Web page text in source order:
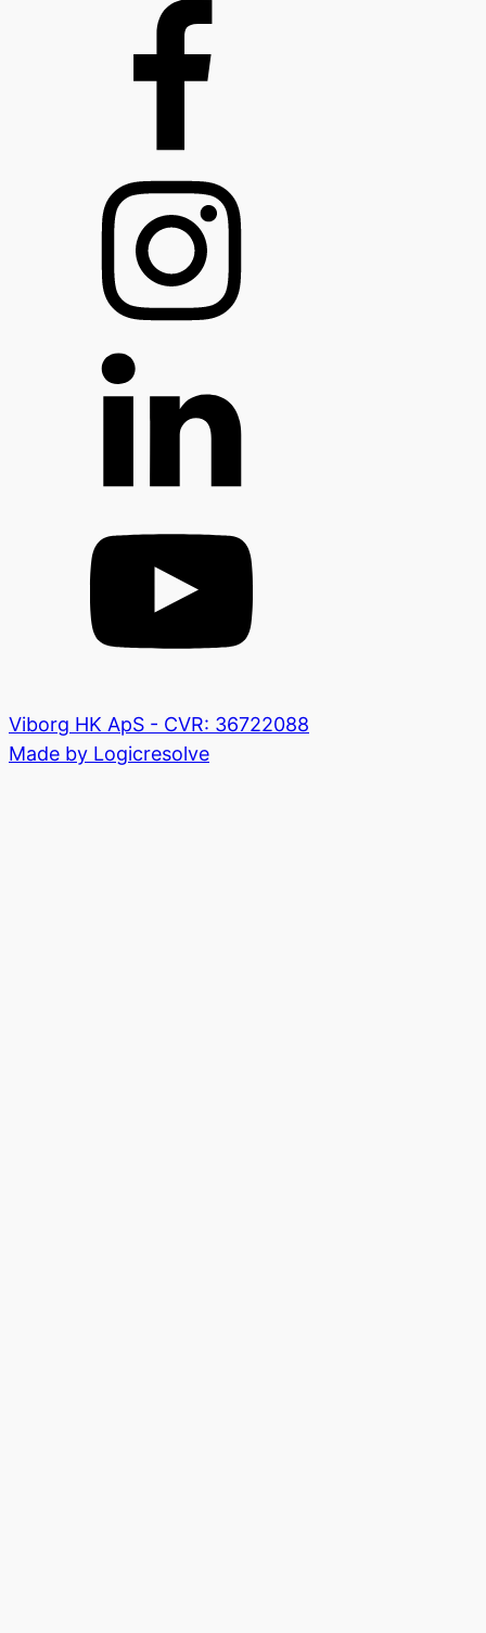
Viborg HK ApS - CVR: 36722088
Made by Logicresolve